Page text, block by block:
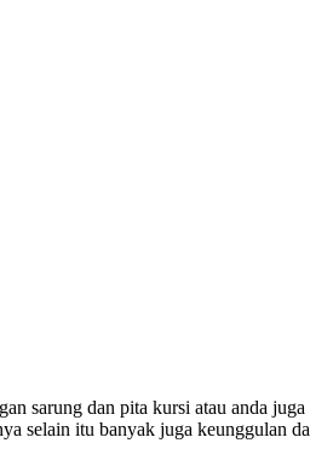
sarung dan pita kursi atau anda
selain itu banyak juga keunggulan